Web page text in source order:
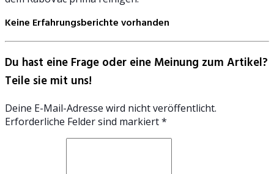
Keine Erfahrungsberichte vorhanden
Du hast eine Frage oder eine Meinung zum Artikel?
Teile sie mit uns!
Deine E-Mail-Adresse wird nicht veröffentlicht.
Erforderliche Felder sind markiert *